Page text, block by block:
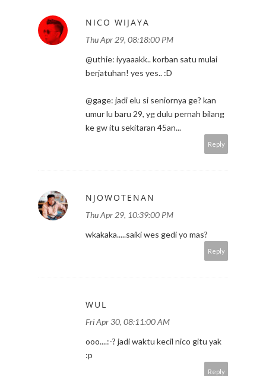
NICO WIJAYA
Thu Apr 29, 08:18:00 PM
@uthie: iyyaaakk.. korban satu mulai
berjatuhan! yes yes.. :D
@gage: jadi elu si seniornya ge? kan
umur lu baru 29, yg dulu pernah bilang
ke gw itu sekitaran 45an...
Reply
NJOWOTENAN
Thu Apr 29, 10:39:00 PM
wkakaka.....saiki wes gedi yo mas?
Reply
WUL
Fri Apr 30, 08:11:00 AM
ooo....:-? jadi waktu kecil nico gitu yak
:p
Reply